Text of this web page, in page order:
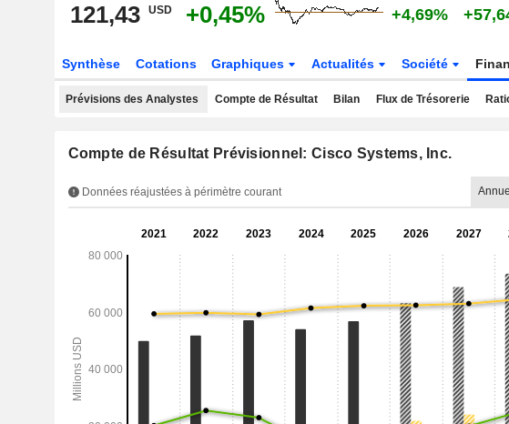
121,43 USD +0,45% +4,69%
Synthèse Cotations Graphiques Actualités Société
Prévisions des Analystes Compte de Résultat Bilan Flux de Trésorerie
Compte de Résultat Prévisionnel: Cisco Systems, Inc.
Données réajustées à périmètre courant Annuel